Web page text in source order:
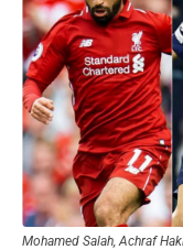
Mohamed Salah, Achraf